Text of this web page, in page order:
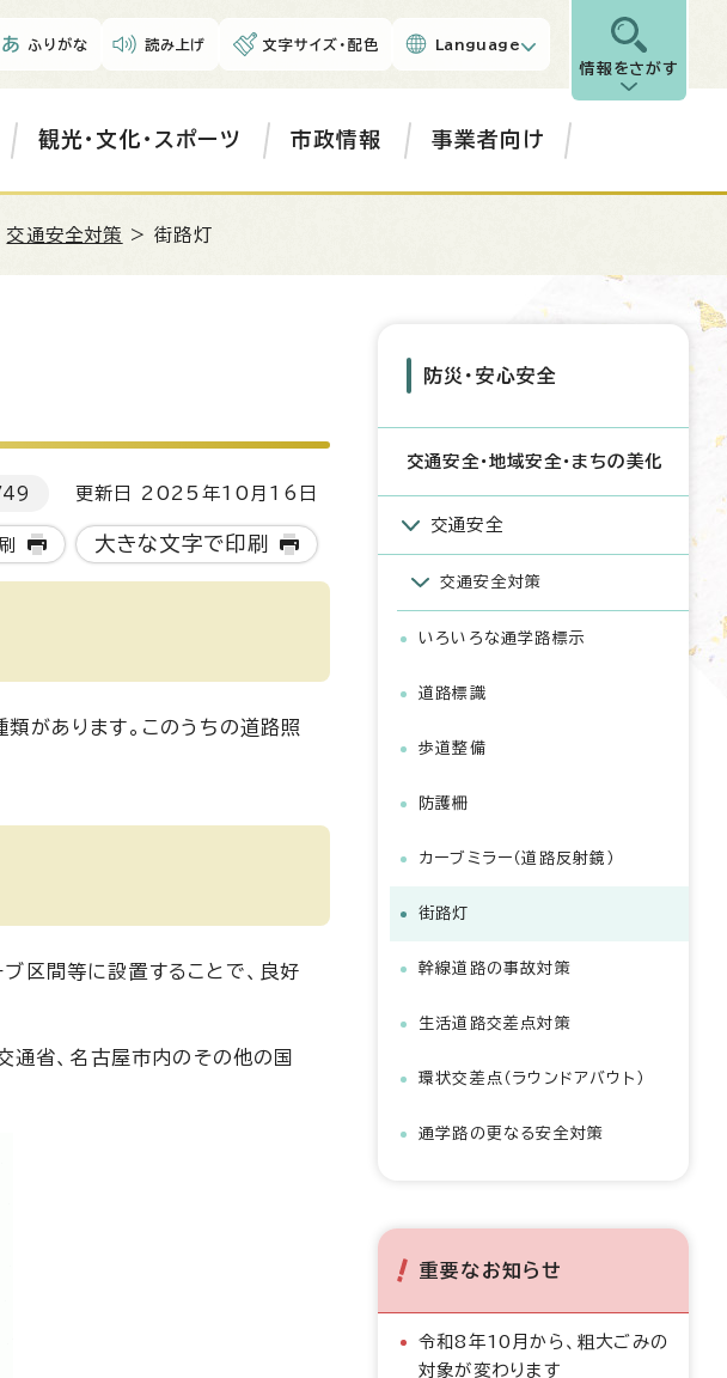
ふりがな 読み上げ 文字サイズ・配色 Language
情報をさがす
観光・文化・スポーツ 市政情報 事業者向け
交通安全対策 > 街路灯
更新日 2025年10月16日
大きな文字で印刷
があります。このうちの道路照
区間等に設置することで、良好
省、名古屋市内のその他の国
防災・安心安全
交通安全・地域安全・まちの美化
交通安全
交通安全対策
いろいろな通学路標示
道路標識
歩道整備
防護柵
カーブミラー（道路反射鏡）
街路灯
幹線道路の事故対策
生活道路交差点対策
環状交差点（ラウンドアバウト）
通学路の更なる安全対策
重要なお知らせ
令和8年10月から、粗大ごみの
対象が変わります